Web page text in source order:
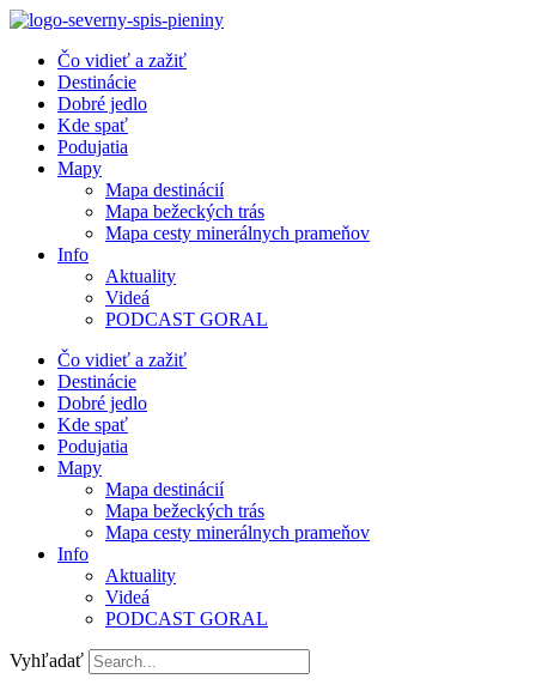
Preskočiť
obsah
Čo vidieť a zažiť
Destinácie
Dobré jedlo
Kde spať
Podujatia
Mapy
Mapa destinácií
Mapa bežeckých trás
Mapa cesty minerálnych prameňov
Info
Aktuality
Videá
PODCAST GORAL
Čo vidieť a zažiť
Destinácie
Dobré jedlo
Kde spať
Podujatia
Mapy
Mapa destinácií
Mapa bežeckých trás
Mapa cesty minerálnych prameňov
Info
Aktuality
Videá
PODCAST GORAL
Vyhľadať